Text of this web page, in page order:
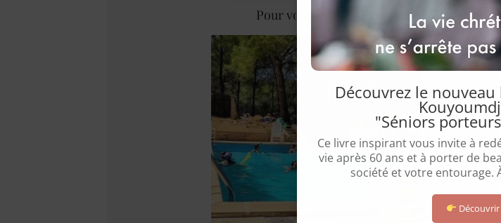
Pour voir les informations générales
Découvrez le
"Séniors
Ce livre inspirant vous invite à
vie après 60 ans et à porter de
société et votre entourage.
Découvrir